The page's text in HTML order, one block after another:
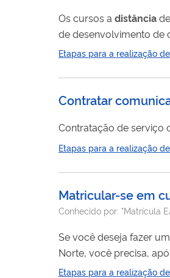
Os cursos a distância
de desenvolvimento de
serviço, bem como de
segurança pública. Os
de serviços,...
Etapas para a realização
Contratar
Contratação de serviço
Etapas para a realização
Matricular-se em
Conhecido por: "Matrícula
Se você deseja fazer
Norte, você precisa,
Etapas para a realização